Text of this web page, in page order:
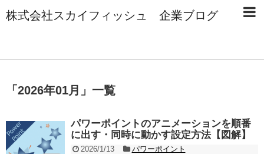
株式会社スカイフィッシュ 企業ブログ
「 2026年01月 」 一覧
パワーポイントのアニメーションを順番
に出す・同時に動かす設定方法【図解】
2026/1/13
パワーポイント